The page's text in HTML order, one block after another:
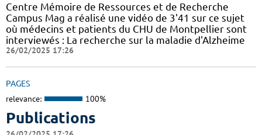
Centre Mémoire de Ressources et de Recherche
Campus Mag a réalisé une vidéo de 3'41 sur ce sujet
où médecins et patients du CHU de Montpellier sont
interviewés : La recherche sur la maladie d'Alzheime
26/02/2025 17:26
PAGES
relevance: 100%
Publications